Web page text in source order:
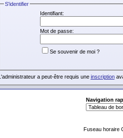
S'identifier
Identifiant:
Mot de passe:
Se souvenir de moi ?
L'administrateur a peut-être requis une inscription
Navigation
Fuseau horaire